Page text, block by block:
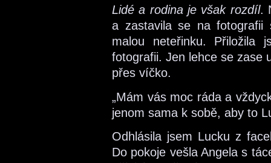
Lidé a rodina je však rozdíl.
a zastavila se na
malou neteřinku. Přiložila
fotografii. Jen lehce se zase
přes víčko.
„Mám vás moc ráda a
jenom sama k sobě, aby to
Odhlásila jsem Lucku z
Do pokoje vešla Angela s